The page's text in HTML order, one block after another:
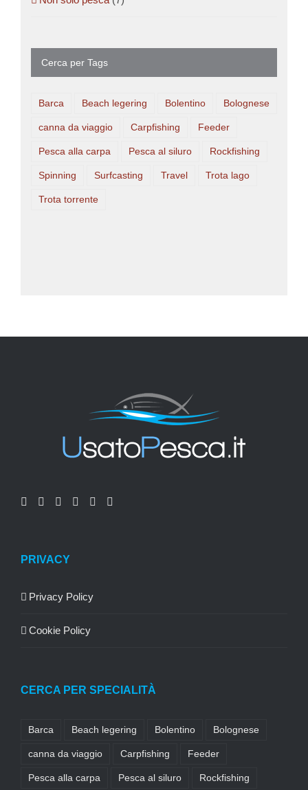
Cerca per Tags
Barca Beach legering Bolentino Bolognese
canna da viaggio Carpfishing Feeder
Pesca alla carpa Pesca al siluro Rockfishing
Spinning Surfcasting Travel Trota lago
Trota torrente
PRIVACY
Privacy Policy
Cookie Policy
CERCA PER SPECIALITÀ
Barca Beach legering Bolentino Bolognese
canna da viaggio Carpfishing Feeder
Pesca alla carpa Pesca al siluro Rockfishing